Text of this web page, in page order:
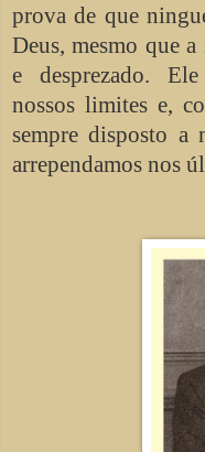
prova de que
Deus, mesmo que
e desprezado. Ele
nossos limites e,
sempre disposto a
arrependamos nos